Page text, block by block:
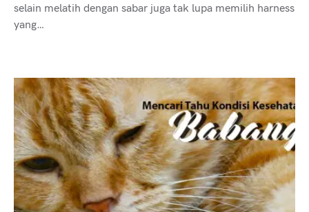
selain melatih dengan sabar juga tak lupa memilih harness
yang…